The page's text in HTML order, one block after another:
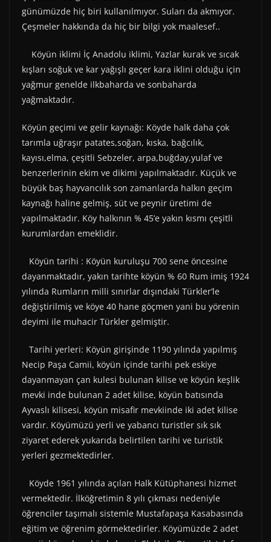
günümüzde hiç biri kullanılmıyor. Suları da akmıyor.
Çeşmeler hakkında da hiç bir bilgi yok maalesef..
Köyün iklimi İç Anadolu iklimi, Yazlar kurak ve sıcak
kışları soğuk ve kar yağışlı geçer kara iklini olduğu için
yağmur genelde ilkbaharda ve sonbaharda
yağmaktadır.
Köyün geçimi ve gelir kaynağı: Köyde halk daha çok
tarımla uğraşır patates,soğan, kıska, bağcılık,
kayısı,elma, çeşitli Sebzeler, arpa,buğday,yulaf ve
benzerlerinin ekim ve dikimi yapılmaktadır. Küçük ve
büyük baş hayvancılık son zamanlarda halkın geçim
kaynağı haline gelmiş, süt ve peynir üretimi de
yapılmaktadır. Köy halkının % 45’e yakın kısmı çeşitli
kurumlardan emeklidir.
Köyün tarihi : Köyün kuruluşu 700 sene öncesine
dayanmaktadır, yakın tarihte köyün % 60 Rum imiş 1924
yılında Rumların milli sınırlar dışındaki Türkler’le
değiştirilmiş ve köye 40 hane göçmen yani bu yörenin
deyimi ile muhacir Türkler gelmiştir.
Tarihi yerleri: Köyün girişinde 1190 yılında yapılmış
Necip Paşa Camii, köyün içinde tarihi pek eskiye
dayanmayan çan kulesi bulunan kilise ve köyün keşlik
mevki inde bulunan 2 adet kilise, köyün batısında
Ayvaslı kilisesi, köyün misafir mevkiinde iki adet kilise
vardır. Köyümüzü yerli ve yabancı turistler sık sık
ziyaret ederek yukarıda belirtilen tarihi ve turistik
yerleri gezmektedirler.
Köyde 1961 yılında açılan Halk Kütüphanesi hizmet
vermektedir. İlköğretimin 8 yılı çıkması nedeniyle
öğrenciler taşımalı sistemle Mustafapaşa Kasabasında
eğitim ve öğrenim görmektedirler. Köyümüzde 2 adet